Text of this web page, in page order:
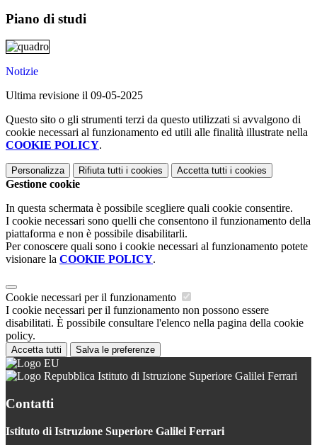
Piano di studi
Notizie
Ultima revisione il 09-05-2025
Questo sito o gli strumenti terzi da questo utilizzati si avvalgono di
cookie necessari al funzionamento ed utili alle finalità illustrate nella
COOKIE POLICY.
Personalizza Rifiuta tutti i cookies Accetta tutti i cookies
Gestione cookie
In questa schermata è possibile scegliere quali cookie consentire.
I cookie necessari sono quelli che consentono il funzionamento della
piattaforma e non è possibile disabilitarli.
Per conoscere quali sono i cookie necessari al funzionamento potete
visionare la COOKIE POLICY.
Cookie necessari per il funzionamento
I cookie necessari per il funzionamento non possono essere
disabilitati. È possibile consultare l'elenco nella pagina della cookie
policy.
Accetta tutti Salva le preferenze
Istituto di Istruzione Superiore Galilei Ferrari
Contatti
Istituto di Istruzione Superiore Galilei Ferrari